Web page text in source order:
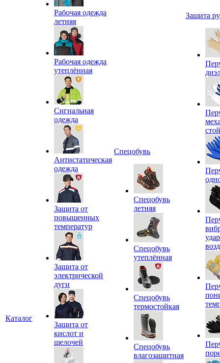
Каталог
Рабочая одежда
летняя
Рабочая одежда
утеплённая
Сигнальная
одежда
Антистатическая
одежда
Защита от
повышенных
температур
Защита от
электрической
дуги
Защита от
кислот и
щелочей
Спецобувь
Спецобувь
летняя
Спецобувь
утеплённая
Спецобувь
термостойкая
Спецобувь
влагозащитная
Защита